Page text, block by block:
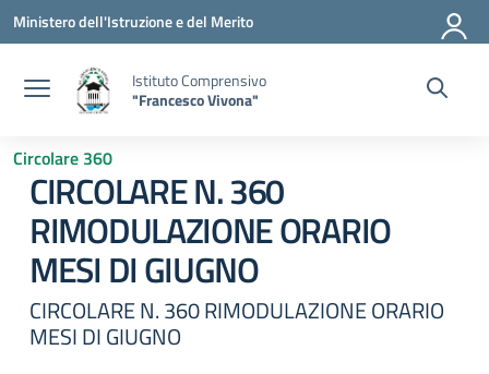
Vai ai contenuti
Vai al menu di navigazione
Vai al footer
Ministero dell'Istruzione e del Merito
Istituto Comprensivo
"Francesco Vivona"
Circolare 360
CIRCOLARE N. 360
RIMODULAZIONE ORARIO
MESI DI GIUGNO
CIRCOLARE N. 360 RIMODULAZIONE ORARIO
MESI DI GIUGNO